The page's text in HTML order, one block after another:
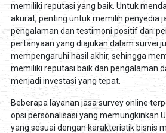
memiliki reputasi yang baik. Untuk
akurat, penting untuk memilih penyedia
pengalaman dan testimoni positif dari
pertanyaan yang diajukan dalam survei
mempengaruhi hasil akhir, sehingga
memiliki reputasi baik dan pengalaman
menjadi investasi yang tepat.
Beberapa layanan jasa survey online
opsi personalisasi yang memungkinkan
yang sesuai dengan karakteristik bisnis